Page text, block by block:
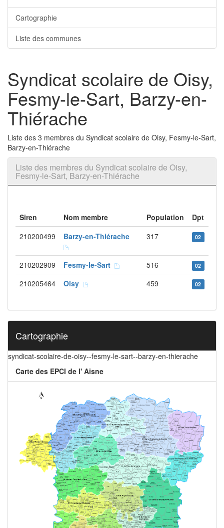
Cartographie
Liste des communes
Syndicat scolaire de Oisy,
Fesmy-le-Sart, Barzy-en-
Thiérache
Liste des 3 membres du Syndicat scolaire de Oisy, Fesmy-le-Sart,
Barzy-en-Thiérache
Liste des membres du Syndicat scolaire de Oisy,
Fesmy-le-Sart, Barzy-en-Thiérache
Siren Nom membre Population
Dpt
210200499
Barzy-en-Thiérache 317 02
210202909 Fesmy-le-Sart 516 02
210205464 Oisy 459 02
Cartographie
syndicat-scolaire-de-oisy--fesmy-le-sart--barzy-en-thierache
Carte des EPCI de l' Aisne